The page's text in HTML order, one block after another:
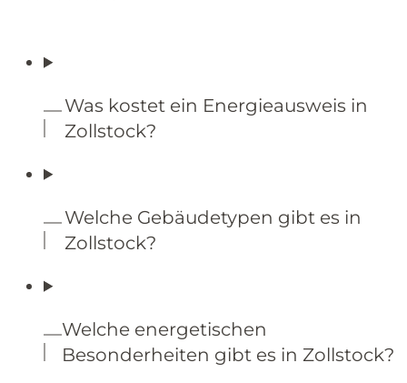
Was kostet ein Energieausweis in
Zollstock?
Welche Gebäudetypen gibt es in
Zollstock?
Welche energetischen
Besonderheiten gibt es in Zollstock?